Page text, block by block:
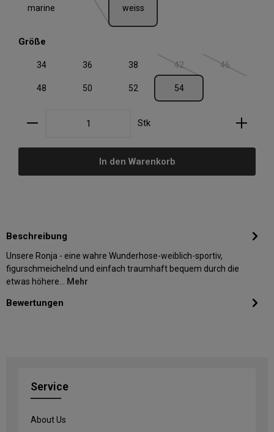
marine weiss
Größe
34 36 38 42(Diese Option ist zurzeit
46(Diese
48 50 52 54
Produkt Anzahl: Gib den gewünschten Wert ein
Stk
In den Warenkorb
Beschreibung
Unsere Ronja - eine wahre Wunderhose-weiblich-sportiv,
figurschmeichelnd und einfach traumhaft bequem durch die
etwas höhere…
Mehr
Bewertungen
Service
About Us